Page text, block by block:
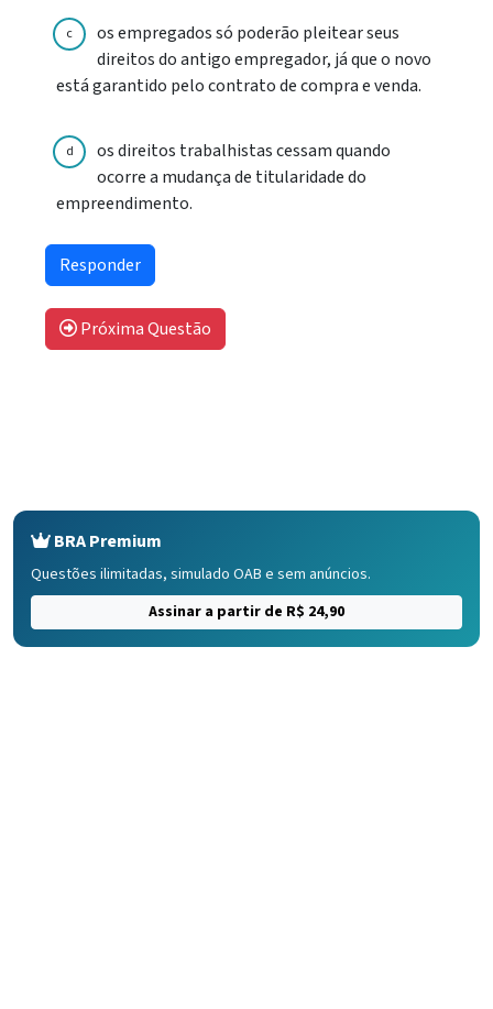
c
os empregados só poderão pleitear seus
direitos do antigo empregador, já que o novo
está garantido pelo contrato de compra e venda.
d
os direitos trabalhistas cessam quando
ocorre a mudança de titularidade do
empreendimento.
Próxima Questão
BRA Premium
Questões ilimitadas, simulado OAB e sem anúncios.
Assinar a partir de R$ 24,90